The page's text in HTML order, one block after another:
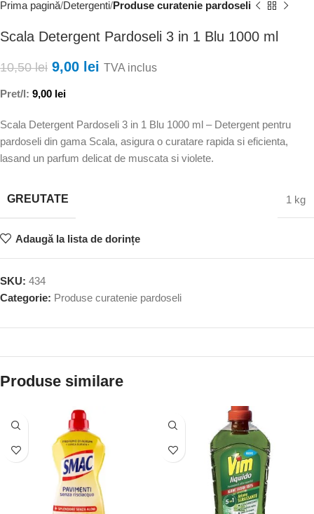
Prima pagină Detergenti Produse curatenie pardoseli
Scala Detergent Pardoseli 3 in 1 Blu 1000 ml
10,50lei 9,00 lei TVA inclus
Pret/l: 9,00 lei
Scala Detergent Pardoseli 3 in 1 Blu 1000 ml – Detergent pentru
pardoseli din gama Scala, asigura o curatare rapida si eficienta,
lasand un parfum delicat de muscata si violete.
GREUTATE 1 kg
Adaugă la lista de dorințe
SKU: 434
Categorie: Produse curatenie pardoseli
Produse similare